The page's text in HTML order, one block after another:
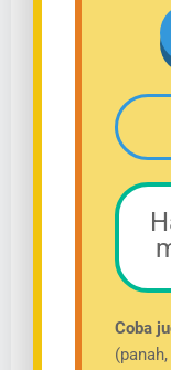
Coba